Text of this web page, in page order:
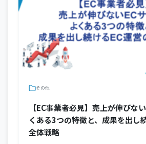
その他
【EC事業者必見】売上が伸びな
くある3つの特徴と、成果を出し
全体戦略